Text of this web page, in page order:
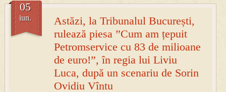
Astăzi, la Tribunalul București,
rulează piesa ”Cum am țepuit
Petromservice cu 83 de milioane
de euro!”, în regia lui Liviu
Luca, după un scenariu de Sorin
Ovidiu Vîntu
05
iun.